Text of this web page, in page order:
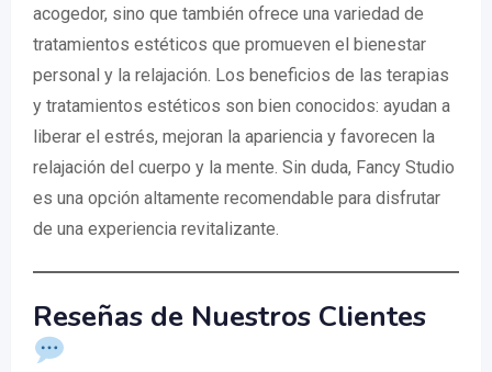
acogedor, sino que también ofrece una variedad de
tratamientos estéticos que promueven el bienestar
personal y la relajación. Los beneficios de las terapias
y tratamientos estéticos son bien conocidos: ayudan a
liberar el estrés, mejoran la apariencia y favorecen la
relajación del cuerpo y la mente. Sin duda, Fancy Studio
es una opción altamente recomendable para disfrutar
de una experiencia revitalizante.
Reseñas de Nuestros Clientes